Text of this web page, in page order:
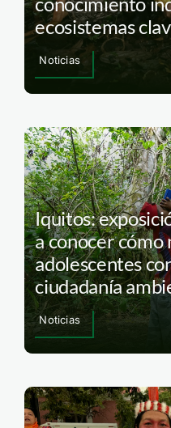
ecosistemas
Noticias
Iquitos:
a conocer cómo
adolescentes
ciudadanía
Noticias